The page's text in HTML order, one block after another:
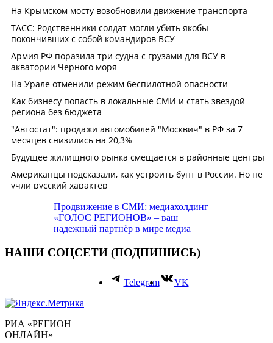
Продвижение в СМИ: медиахолдинг
«ГОЛОС РЕГИОНОВ» – ваш
надежный партнёр в мире медиа
НАШИ СОЦСЕТИ (ПОДПИШИСЬ)
Telegram VK
РИА «РЕГИОН
ОНЛАЙН»